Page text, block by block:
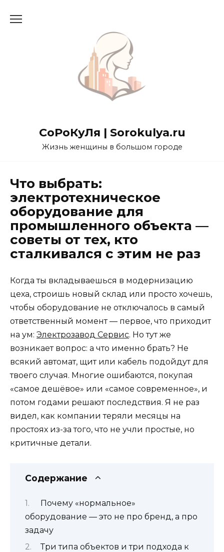
СоРоКуЛя | Sorokulya.ru
Жизнь женщины в большом городе
Что выбрать:
электротехническое
оборудование для
промышленного объекта —
советы от тех, кто
сталкивался с этим не раз
Когда ты вкладываешься в модернизацию
цеха, строишь новый склад или просто хочешь,
чтобы оборудование не отключалось в самый
ответственный момент — первое, что приходит
на ум: Электрозавод Сервис. Но тут же
возникает вопрос: а что именно брать? Не
всякий автомат, щит или кабель подойдут для
твоего случая. Многие ошибаются, покупая
«самое дешёвое» или «самое современное», и
потом годами решают последствия. Я не раз
видел, как компании теряли месяцы на
простоях из-за того, что не учли простые, но
критичные детали.
Содержание
Почему «нормальное»
оборудование — это не про бренд, а про
задачу
Три типа объектов и три подхода к